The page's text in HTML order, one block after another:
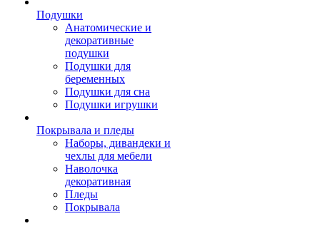
Подушки
Анатомические и
декоративные
подушки
Подушки для
беременных
Подушки для сна
Подушки игрушки
Покрывала и пледы
Наборы, дивандеки и
чехлы для мебели
Наволочка
декоративная
Пледы
Покрывала